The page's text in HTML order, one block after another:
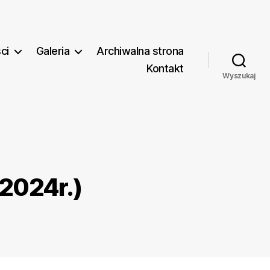
Galeria
Archiwalna strona
Kontakt
Wyszukaj